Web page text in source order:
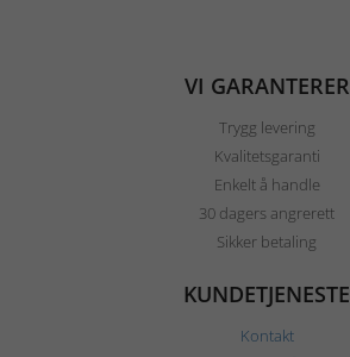
VI GARANTERER
Trygg levering
Kvalitetsgaranti
Enkelt å handle
30 dagers angrerett
Sikker betaling
KUNDETJENESTE
Kontakt